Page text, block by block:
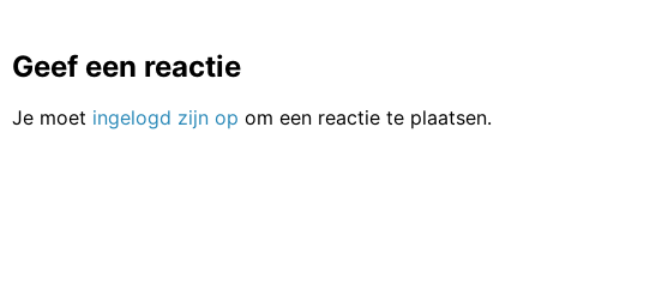
Geef een reactie
Je moet ingelogd zijn op om een reactie te plaatsen.